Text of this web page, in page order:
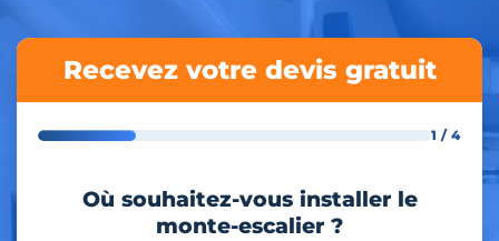
Recevez votre devis gratuit
1 / 4
Où souhaitez-vous installer le
monte-escalier ?